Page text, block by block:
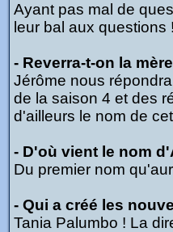
Ayant pas mal de
leur bal aux
- Reverra-t-on la
Jérôme nous
de la saison 4 et des
d'ailleurs le nom de
- D'où vient le nom
Du premier nom
- Qui a créé les
Tania Palumbo ! La